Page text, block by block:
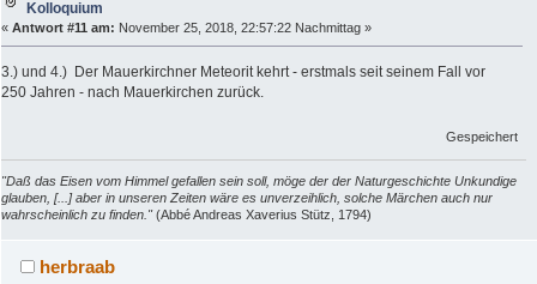
Kolloquium
« Antwort #11 am: November 25, 2018, 22:57:22 Nachmittag »
3.) und 4.) Der Mauerkirchner Meteorit kehrt - erstmals seit seinem Fall vor
250 Jahren - nach Mauerkirchen zurück.
Gespeichert
"Daß das Eisen vom Himmel gefallen sein soll, möge der der Naturgeschichte Unkundige
glauben, [...] aber in unseren Zeiten wäre es unverzeihlich, solche Märchen auch nur
wahrscheinlich zu finden."(Abbé Andreas Xaverius Stütz, 1794)
herbraab